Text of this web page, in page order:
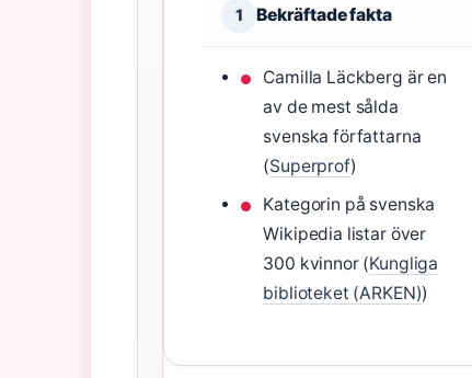
1 Bekräftade fakta
Camilla Läckberg är en
av de mest sålda
svenska författarna
(Superprof)
Kategorin på svenska
Wikipedia listar över
300 kvinnor (Kungliga
biblioteket (ARKEN))